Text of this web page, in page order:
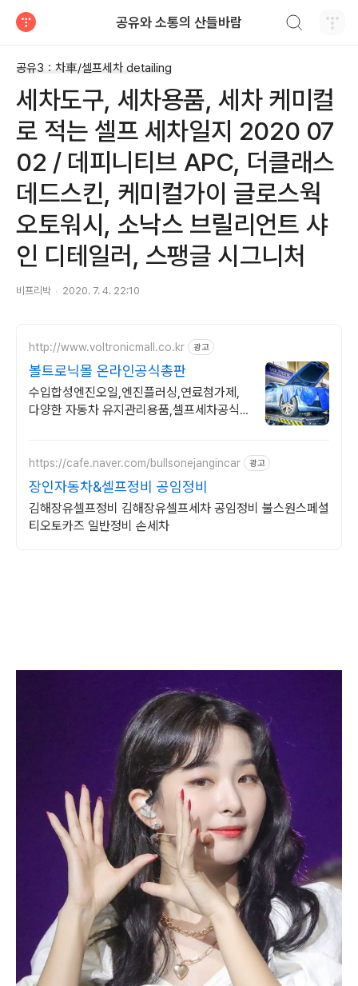
공유와 소통의 산들바람
공유3：차車/셀프세차 detailing
세차도구, 세차용품, 세차 케미컬
로 적는 셀프 세차일지 2020 07
02 / 데피니티브 APC, 더클래스
데드스킨, 케미컬가이 글로스웍
오토워시, 소낙스 브릴리언트 샤
인 디테일러, 스팽글 시그니처
비프리박 2020. 7. 4. 22:10
http://www.voltronicmall.co.kr 광고
볼트로닉몰 온라인공식총판
수입합성엔진오일,엔진플러싱,연료첨가제,
다양한 자동차 유지관리용품,셀프세차공식
https://cafe.naver.com/bullsonejangincar 광고
장인자동차&셀프정비 공임정비
김해장유셀프정비 김해장유셀프세차 공임정비 불스원스페셜
티오토카즈 일반정비 손세차